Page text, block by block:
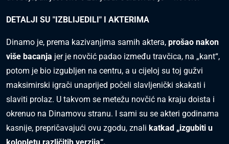
DETALJI SU "IZBLIJEDILI" I AKTERIMA
Dinamo je, prema kazivanjima samih aktera, prošao nakon
više bacanja jer je novčić padao između travčica, na „kant“,
potom je bio izgubljen na centru, a u cijeloj su toj gužvi
maksimirski igrači unaprijed počeli slavljenički skakati i
slaviti prolaz. U takvom se metežu novčić na kraju doista i
okrenuo na Dinamovu stranu. I sami su se akteri godinama
kasnije, prepričavajući ovu zgodu, znali katkad „izgubiti u